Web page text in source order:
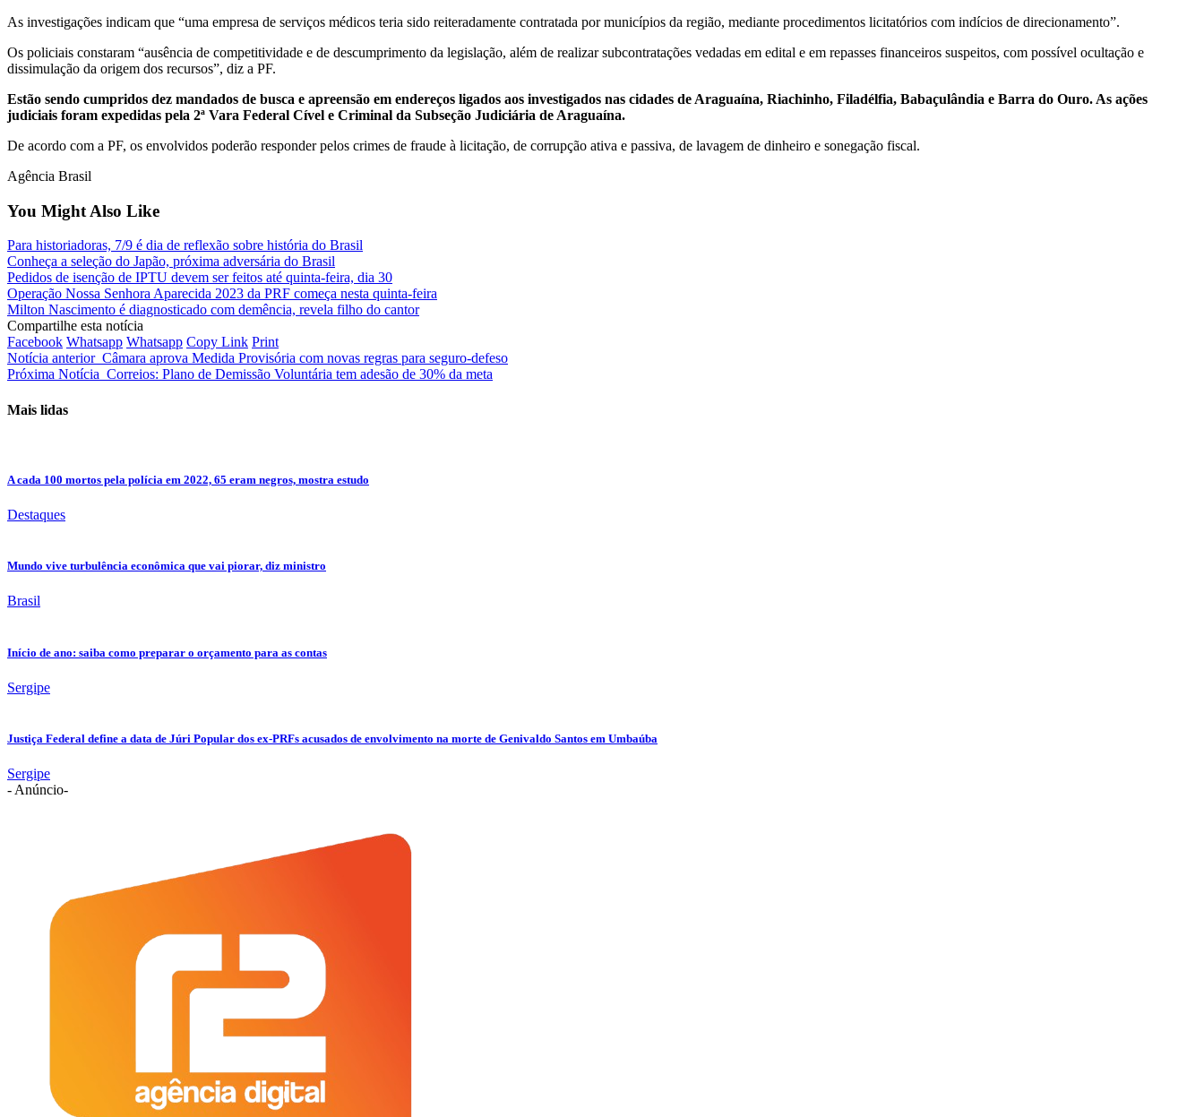
As investigações indicam que “uma empresa de serviços médicos teria sido reiteradamente contratada por municípios da região, mediante procedimentos licitatórios com indícios de direcionamento”.
Os policiais constaram “ausência de competitividade e de descumprimento da legislação, além de realizar subcontratações vedadas em edital e em repasses financeiros suspeitos, com possível ocultação e
dissimulação da origem dos recursos”, diz a PF.
Estão sendo cumpridos dez mandados de busca e apreensão em endereços ligados aos investigados nas cidades de Araguaína, Riachinho, Filadélfia, Babaçulândia e Barra do Ouro. As ações
judiciais foram expedidas pela 2ª Vara Federal Cível e Criminal da Subseção Judiciária de Araguaína.
De acordo com a PF, os envolvidos poderão responder pelos crimes de fraude à licitação, de corrupção ativa e passiva, de lavagem de dinheiro e sonegação fiscal.
Agência Brasil
You Might Also Like
Para historiadoras, 7/9 é dia de reflexão sobre história do Brasil
Conheça a seleção do Japão, próxima adversária do Brasil
Pedidos de isenção de IPTU devem ser feitos até quinta-feira, dia 30
Operação Nossa Senhora Aparecida 2023 da PRF começa nesta quinta-feira
Milton Nascimento é diagnosticado com demência, revela filho do cantor
Compartilhe esta notícia
Facebook Whatsapp Whatsapp Copy Link Print
Notícia anterior Câmara aprova Medida Provisória com novas regras para seguro-defeso
Próxima Notícia Correios: Plano de Demissão Voluntária tem adesão de 30% da meta
Mais lidas
A cada 100 mortos pela polícia em 2022, 65 eram negros, mostra estudo
Destaques
Mundo vive turbulência econômica que vai piorar, diz ministro
Brasil
Início de ano: saiba como preparar o orçamento para as contas
Sergipe
Justiça Federal define a data de Júri Popular dos ex-PRFs acusados de envolvimento na morte de Genivaldo Santos em Umbaúba
Sergipe
- Anúncio-